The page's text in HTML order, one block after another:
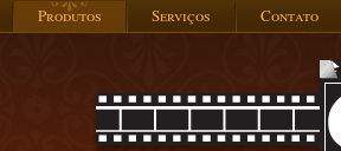
Produtos Serviços Contato